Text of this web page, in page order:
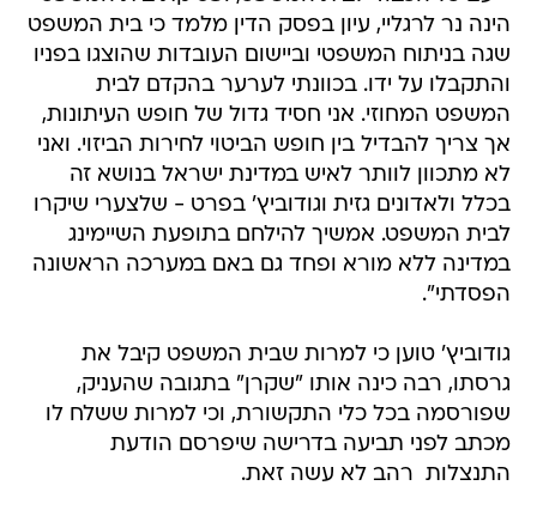
הינה נר לרגליי, עיון בפסק הדין מלמד כי בית המשפט
שגה בניתוח המשפטי וביישום העובדות שהוצגו בפניו
והתקבלו על ידו. בכוונתי לערער בהקדם לבית
המשפט המחוזי. אני חסיד גדול של חופש העיתונות,
אך צריך להבדיל בין חופש הביטוי לחירות הביזוי. ואני
לא מתכוון לוותר לאיש במדינת ישראל בנושא זה
בכלל ולאדונים גזית וגודוביץ' בפרט - שלצערי שיקרו
לבית המשפט. אמשיך להילחם בתופעת השיימינג
במדינה ללא מורא ופחד גם באם במערכה הראשונה
הפסדתי".
גודוביץ' טוען כי למרות שבית המשפט קיבל את
גרסתו, רבה כינה אותו "שקרן" בתגובה שהעניק,
שפורסמה בכל כלי התקשורת, וכי למרות ששלח לו
מכתב לפני תביעה בדרישה שיפרסם הודעת
התנצלות  רהב לא עשה זאת.